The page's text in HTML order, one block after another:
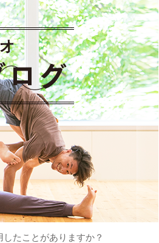
たことがありますか？